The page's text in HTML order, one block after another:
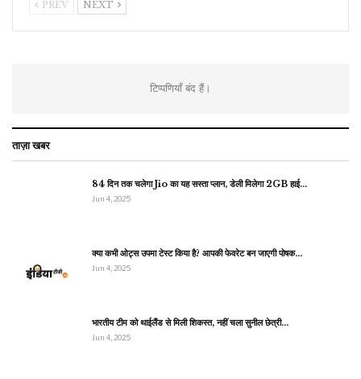
PREV NEXT
टिप्पणियाँ बंद हैं।
ताज़ा खबर
84 दिन तक चलेगा Jio का यह सस्ता प्लान, डेली मिलेगा 2GB हाई…
Jun 4, 2025
क्या कभी ओट्स उपमा टेस्ट किया है? आपकी फेवरेट बन जाएगी पोषक…
Jun 4, 2025
भारतीय टीम को थाईलैंड से मिली शिकस्त, नहीं चला सुनील छेत्री…
Jun 4, 2025